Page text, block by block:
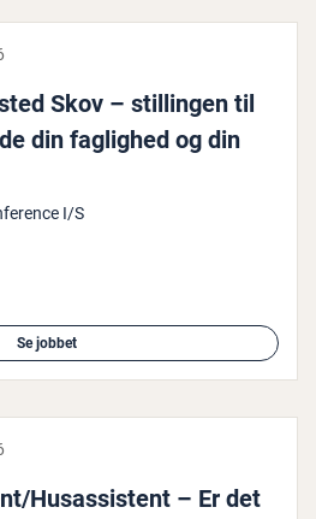
Skov – stil­lin­gen til
din faglighed og din
I/S
Se jobbet
Hus­as­si­stent – Er det